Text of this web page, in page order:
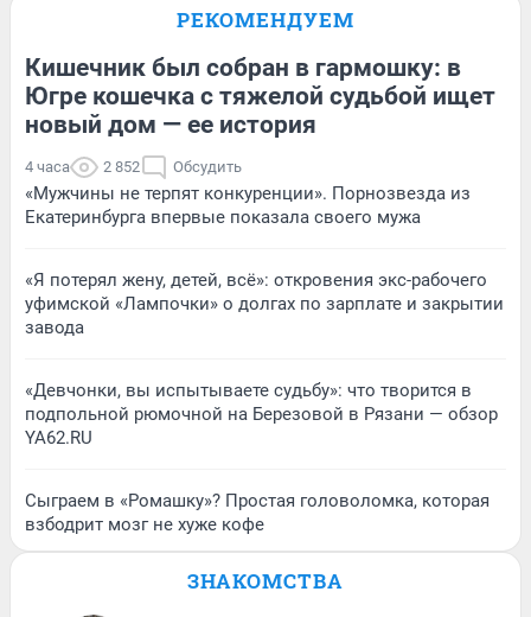
РЕКОМЕНДУЕМ
Кишечник был собран в гармошку: в
Югре кошечка с тяжелой судьбой ищет
новый дом — ее история
4 часа 2 852 Обсудить
«Мужчины не терпят конкуренции». Порнозвезда из
Екатеринбурга впервые показала своего мужа
«Я потерял жену, детей, всё»: откровения экс-рабочего
уфимской «Лампочки» о долгах по зарплате и закрытии
завода
«Девчонки, вы испытываете судьбу»: что творится в
подпольной рюмочной на Березовой в Рязани — обзор
YA62.RU
Сыграем в «Ромашку»? Простая головоломка, которая
взбодрит мозг не хуже кофе
ЗНАКОМСТВА